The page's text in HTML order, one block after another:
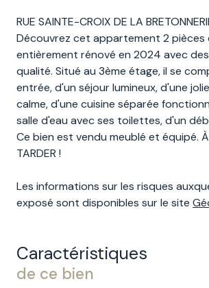
RUE SAINTE-CROIX DE LA
Découvrez cet appartement 2 pièces
entièrement rénové en 2024 avec
qualité. Situé au 3ème étage, il se
entrée, d'un séjour lumineux, d'une
calme, d'une cuisine séparée
salle d'eau avec ses toilettes, d'un
Ce bien est vendu meublé et équipé. À
TARDER !
Les informations sur les risques
exposé sont disponibles sur le site
Caractéristiques
de ce bien